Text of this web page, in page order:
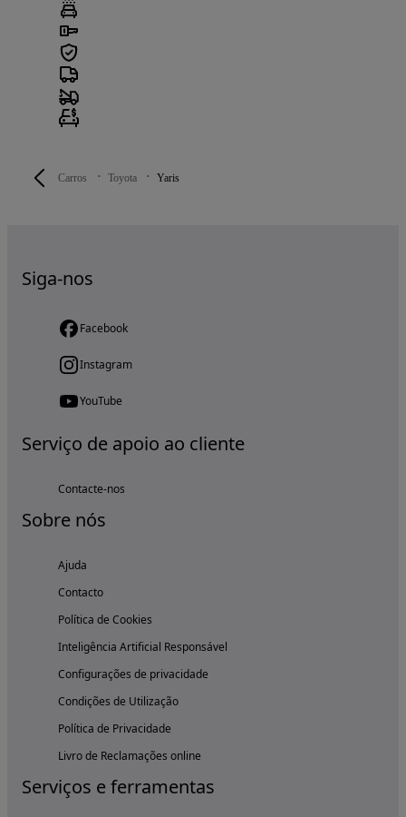
Carros Toyota Yaris
Siga-nos
Facebook
Instagram
YouTube
Serviço de apoio ao cliente
Contacte-nos
Sobre nós
Ajuda
Contacto
Política de Cookies
Inteligência Artificial Responsável
Configurações de privacidade
Condições de Utilização
Política de Privacidade
Livro de Reclamações online
Serviços e ferramentas